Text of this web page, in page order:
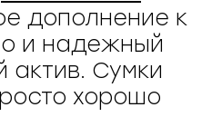
дополнение к
и надежный
Сумки
хорошо